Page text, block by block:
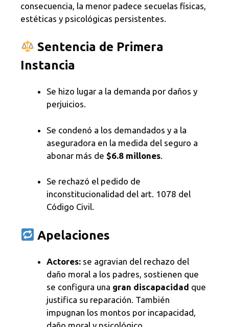
consecuencia, la menor padece secuelas físicas,
estéticas y psicológicas persistentes.
Sentencia de Primera
Instancia
Se hizo lugar a la demanda por daños y
perjuicios.
Se condenó a los demandados y a la
aseguradora en la medida del seguro a
abonar más de $6.8 millones
Se rechazó el pedido de
inconstitucionalidad del art. 1078 del
Código Civil.
Apelaciones
Actores: se agravian del rechazo del
daño moral a los padres, sostienen que
se configura una gran discapacidad que
justifica su reparación. También
impugnan los montos por incapacidad,
daño moral y psicológico.